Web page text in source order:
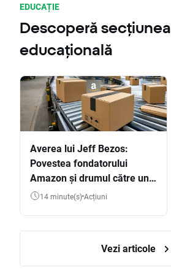
EDUCAȚIE
Descoperă secțiunea
educațională
Averea lui Jeff Bezos:
Povestea fondatorului
Amazon și drumul către una
dintre cele mai mari averi
14 minute(s) Acțiuni
Vezi articole